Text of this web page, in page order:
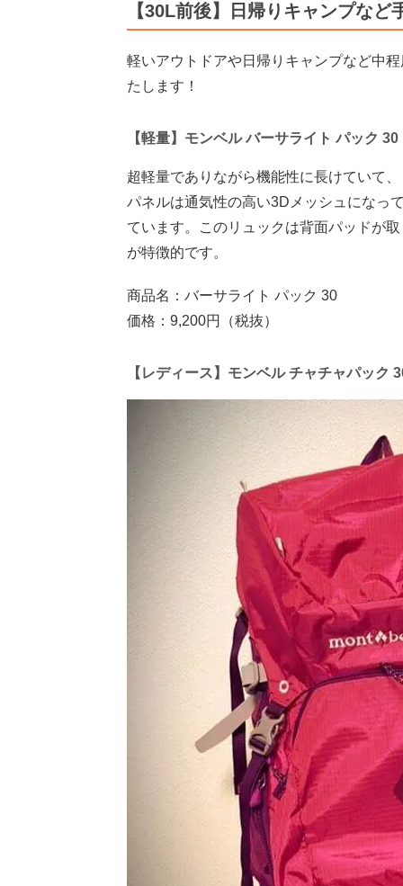
【30L前後】日帰りキャンプな
軽いアウトドアや日帰りキャンプなど中
たします！
【軽量】モンベル バーサライト パック 30
超軽量でありながら機能性に長けていて
パネルは通気性の高い3Dメッシュになっ
ています。このリュックは背面パッドが
が特徴的です。
商品名：バーサライト パック 30
価格：9,200円（税抜）
【レディース】モンベル チャチャパック